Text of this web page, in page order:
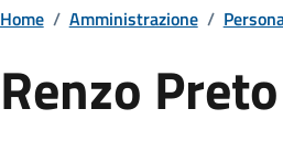
Home / Amministrazione /
Renzo Preto